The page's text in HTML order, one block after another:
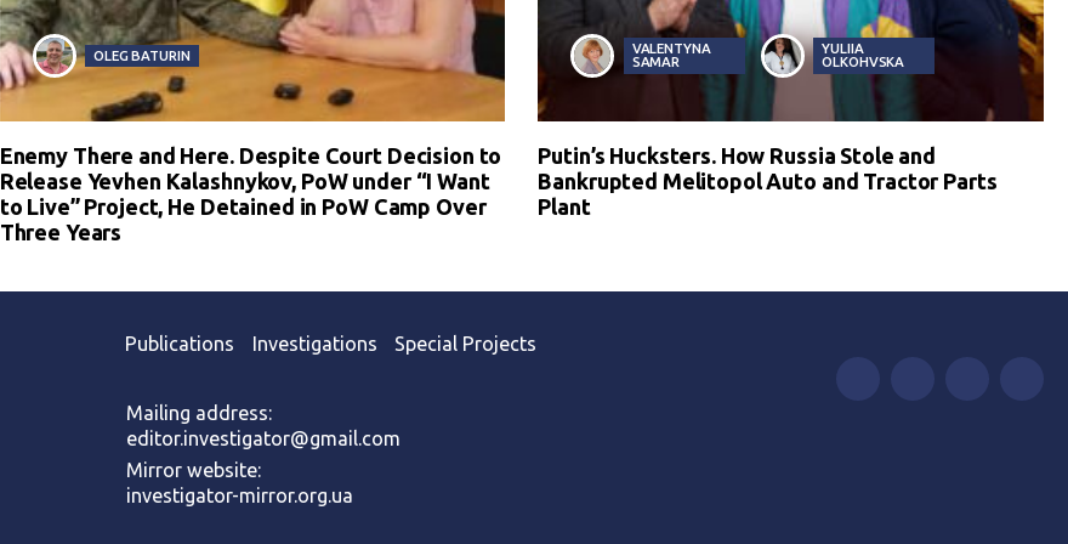
OLEG BATURIN
Enemy There and Here. Despite Court Decision to
Release Yevhen Kalashnykov, PoW under “I Want
to Live” Project, He Detained in PoW Camp Over
Three Years
VALENTYNA
SAMAR
YULIIA
OLKOHVSKA
Putin’s Hucksters. How Russia Stole and
Bankrupted Melitopol Auto and Tractor Parts
Plant
Publications Investigations Special Projects
Mailing address:
editor.investigator@gmail.com
Mirror website:
investigator-mirror.org.ua